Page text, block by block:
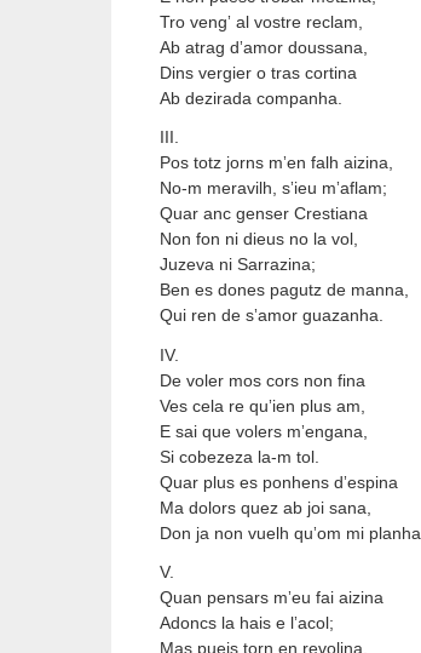
Tro veng’ al vostre reclam,
Ab atrag d’amor doussana,
Dins vergier o tras cortina
Ab dezirada companha.
III.
Pos totz jorns m’en falh aizina,
No-m meravilh, s’ieu m’aflam;
Quar anc genser Crestiana
Non fon ni dieus no la vol,
Juzeva ni Sarrazina;
Ben es dones pagutz de manna,
Qui ren de s’amor guazanha.
IV.
De voler mos cors non fina
Ves cela re qu’ien plus am,
E sai que volers m’engana,
Si cobezeza la-m tol.
Quar plus es ponhens d’espina
Ma dolors quez ab joi sana,
Don ja non vuelh qu’om mi planha.
V.
Quan pensars m’eu fai aizina
Adoncs la hais e l’acol;
Mas pueis torn en revolina,